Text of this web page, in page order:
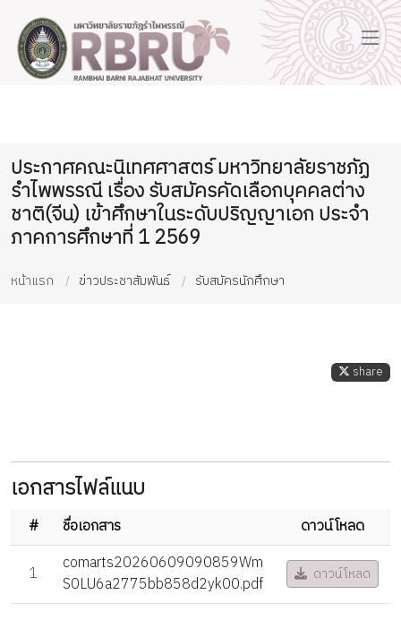
ประกาศคณะนิเทศศาสตร์ มหาวิทยาลัยราชภัฏ
รำไพพรรณี เรื่อง รับสมัครคัดเลือกบุคคลต่าง
ชาติ(จีน) เข้าศึกษาในระดับปริญญาเอก ประจำ
ภาคการศึกษาที่ 1 2569
หน้าแรก ข่าวประชาสัมพันธ์ รับสมัครนักศึกษา
share
เอกสารไฟล์แนบ
# ชื่อเอกสาร
ดาวน์โหลด
1
comarts20260609090859Wm
S0LU6a2775bb858d2yk00.pdf
ดาวน์โหลด